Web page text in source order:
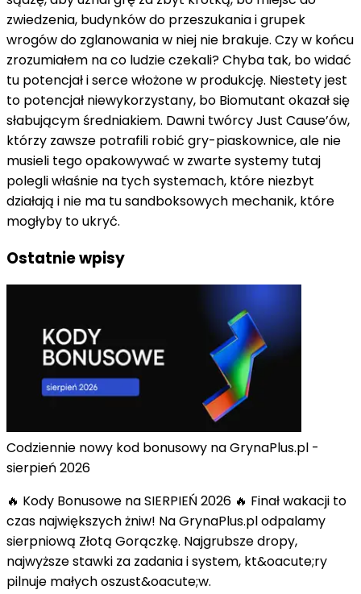
zwiedzenia, budynków do przeszukania i grupek
wrogów do zglanowania w niej nie brakuje. Czy w końcu
zrozumiałem na co ludzie czekali? Chyba tak, bo widać
tu potencjał i serce włożone w produkcję. Niestety jest
to potencjał niewykorzystany, bo Biomutant okazał się
słabującym średniakiem. Dawni twórcy Just Cause’ów,
którzy zawsze potrafili robić gry-piaskownice, ale nie
musieli tego opakowywać w zwarte systemy tutaj
polegli właśnie na tych systemach, które niezbyt
działają i nie ma tu sandboksowych mechanik, które
mogłyby to ukryć.
Ostatnie wpisy
Codziennie nowy kod bonusowy na GrynaPlus.pl -
sierpień 2026
🔥 Kody Bonusowe na SIERPIEŃ 2026 🔥 Finał wakacji to
czas największych żniw! Na GrynaPlus.pl odpalamy
sierpniową Złotą Gorączkę. Najgrubsze dropy,
najwyższe stawki za zadania i system, kt&oacute;ry
pilnuje małych oszust&oacute;w.